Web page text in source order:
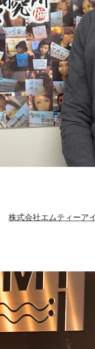
株式会社エムティーア